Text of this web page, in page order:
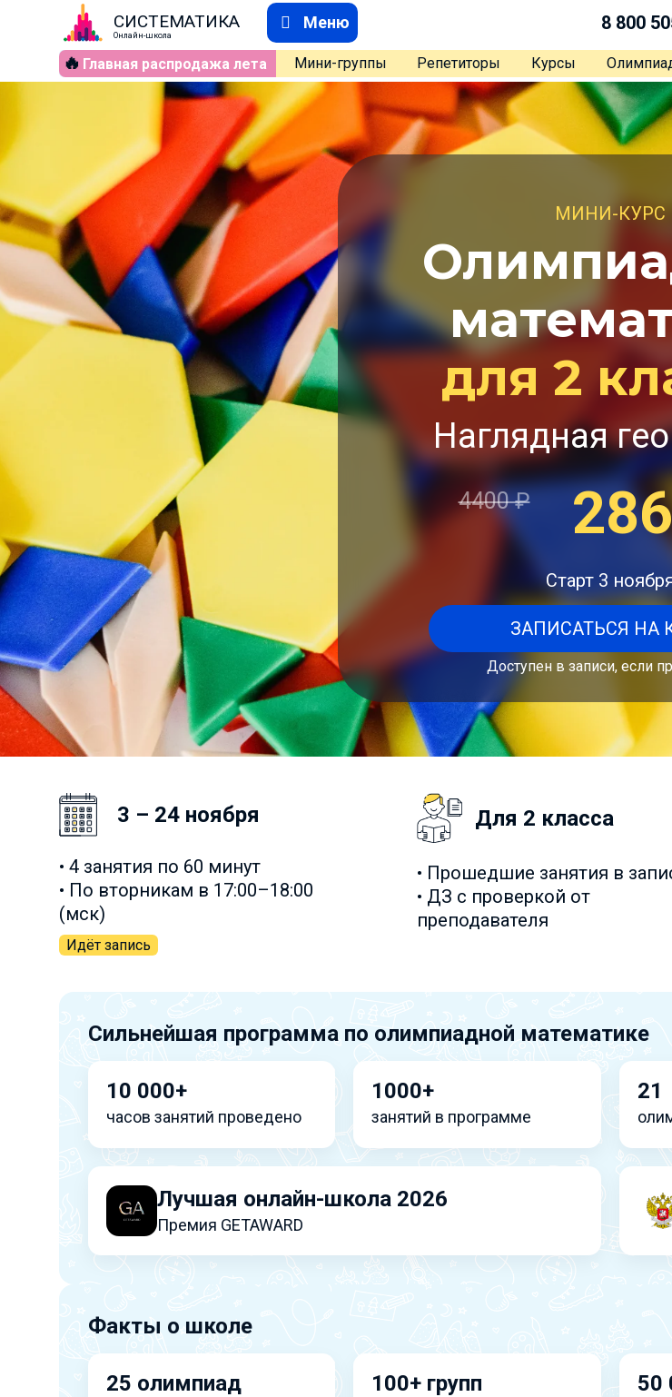
СИСТЕМАТИКА
Онлайн-школа
Меню 8 800
🔥 Главная распродажа лета Мини-группы Репетиторы Курсы
МИНИ-КУРС
для 2
Наглядная
4400₽
Старт 3
ЗАПИСАТЬСЯ НА
Доступен в записи, если
3 – 24 ноября
• 4 занятия по 60 минут
• По вторникам в 17:00–18:00
(мск)
Идёт запись
Для 2 класса
• Прошедшие занятия в
• ДЗ с проверкой от
преподавателя
Сильнейшая программа по олимпиадной математике
10 000+
часов занятий проведено
1000+
занятий в программе
21
Лучшая онлайн-школа 2026
Премия GETAWARD
Факты о школе
25 олимпиад 100+ групп 50